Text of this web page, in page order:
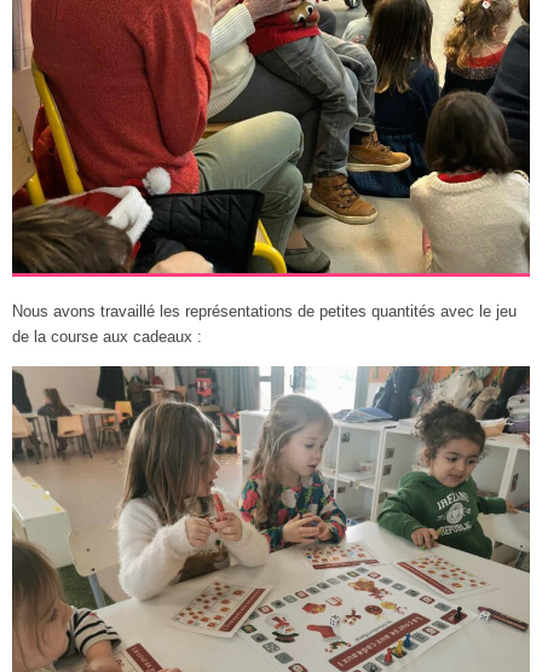
Nous avons travaillé les représentations de petites quantités avec le jeu
de la course aux cadeaux :